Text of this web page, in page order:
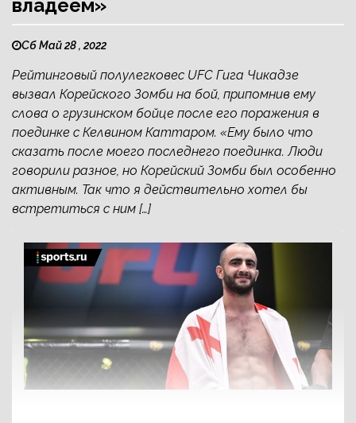
владеем»
Сб Май 28 , 2022
Рейтинговый полулегковес UFC Гига Чикадзе
вызвал Корейского Зомби на бой, припомнив ему
слова о грузинском бойце после его поражения в
поединке с Келвином Каттаром. «Ему было что
сказать после моего последнего поединка. Люди
говорили разное, но Корейский Зомби был особенно
активным. Так что я действительно хотел бы
встретиться с ним […]